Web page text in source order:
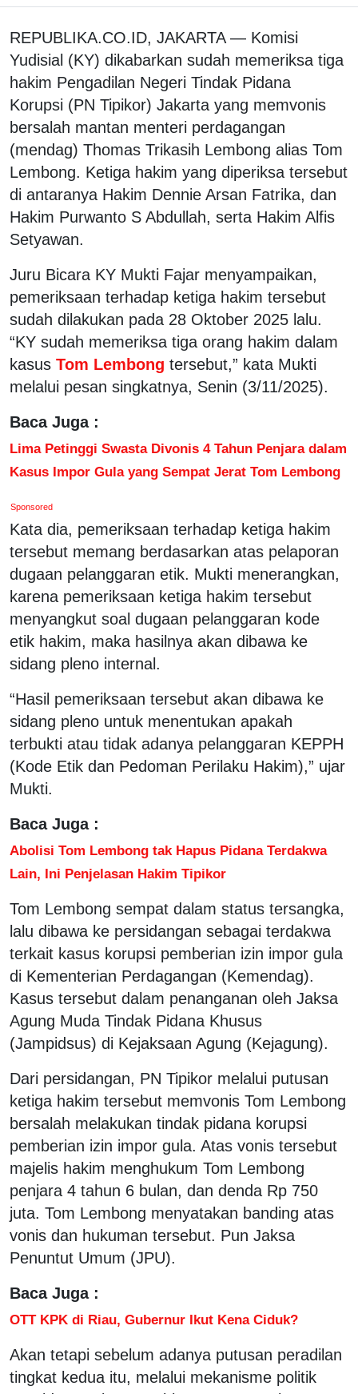
REPUBLIKA.CO.ID, JAKARTA — Komisi
Yudisial (KY) dikabarkan sudah memeriksa tiga
hakim Pengadilan Negeri Tindak Pidana
Korupsi (PN Tipikor) Jakarta yang memvonis
bersalah mantan menteri perdagangan
(mendag) Thomas Trikasih Lembong alias Tom
Lembong. Ketiga hakim yang diperiksa tersebut
di antaranya Hakim Dennie Arsan Fatrika, dan
Hakim Purwanto S Abdullah, serta Hakim Alfis
Setyawan.
Juru Bicara KY Mukti Fajar menyampaikan,
pemeriksaan terhadap ketiga hakim tersebut
sudah dilakukan pada 28 Oktober 2025 lalu.
“KY sudah memeriksa tiga orang hakim dalam
kasus Tom Lembong tersebut,” kata Mukti
melalui pesan singkatnya, Senin (3/11/2025).
Baca Juga :
Lima Petinggi Swasta Divonis 4 Tahun Penjara dalam
Kasus Impor Gula yang Sempat Jerat Tom Lembong
Sponsored
Kata dia, pemeriksaan terhadap ketiga hakim
tersebut memang berdasarkan atas pelaporan
dugaan pelanggaran etik. Mukti menerangkan,
karena pemeriksaan ketiga hakim tersebut
menyangkut soal dugaan pelanggaran kode
etik hakim, maka hasilnya akan dibawa ke
sidang pleno internal.
“Hasil pemeriksaan tersebut akan dibawa ke
sidang pleno untuk menentukan apakah
terbukti atau tidak adanya pelanggaran KEPPH
(Kode Etik dan Pedoman Perilaku Hakim),” ujar
Mukti.
Baca Juga :
Abolisi Tom Lembong tak Hapus Pidana Terdakwa
Lain, Ini Penjelasan Hakim Tipikor
Tom Lembong sempat dalam status tersangka,
lalu dibawa ke persidangan sebagai terdakwa
terkait kasus korupsi pemberian izin impor gula
di Kementerian Perdagangan (Kemendag).
Kasus tersebut dalam penanganan oleh Jaksa
Agung Muda Tindak Pidana Khusus
(Jampidsus) di Kejaksaan Agung (Kejagung).
Dari persidangan, PN Tipikor melalui putusan
ketiga hakim tersebut memvonis Tom Lembong
bersalah melakukan tindak pidana korupsi
pemberian izin impor gula. Atas vonis tersebut
majelis hakim menghukum Tom Lembong
penjara 4 tahun 6 bulan, dan denda Rp 750
juta. Tom Lembong menyatakan banding atas
vonis dan hukuman tersebut. Pun Jaksa
Penuntut Umum (JPU).
Baca Juga :
OTT KPK di Riau, Gubernur Ikut Kena Ciduk?
Akan tetapi sebelum adanya putusan peradilan
tingkat kedua itu, melalui mekanisme politik